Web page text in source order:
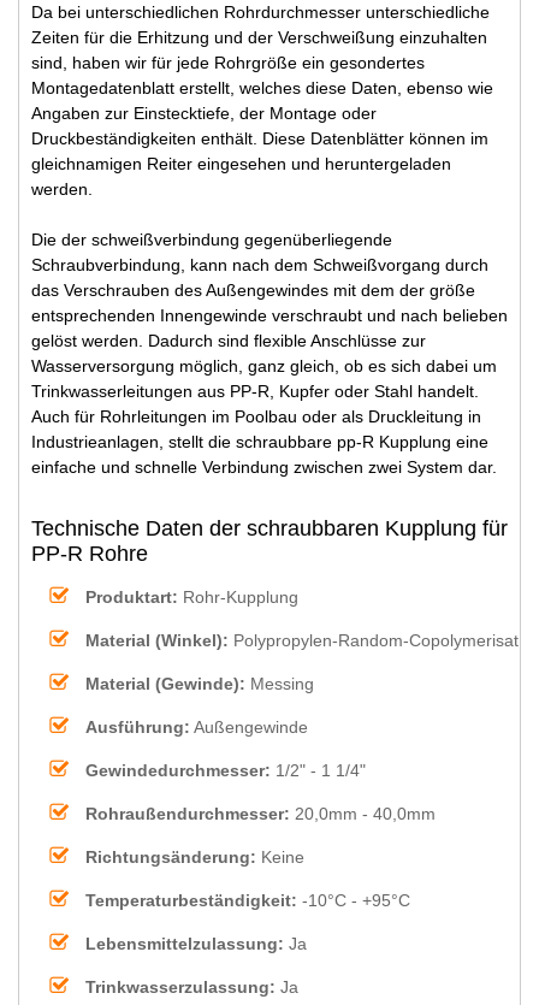
Da bei unterschiedlichen Rohrdurchmesser unterschiedliche
Zeiten für die Erhitzung und der Verschweißung einzuhalten
sind, haben wir für jede Rohrgröße ein gesondertes
Montagedatenblatt erstellt, welches diese Daten, ebenso wie
Angaben zur Einstecktiefe, der Montage oder
Druckbeständigkeiten enthält. Diese Datenblätter können im
gleichnamigen Reiter eingesehen und heruntergeladen
werden.
Die der schweißverbindung gegenüberliegende
Schraubverbindung, kann nach dem Schweißvorgang durch
das Verschrauben des Außengewindes mit dem der größe
entsprechenden Innengewinde verschraubt und nach belieben
gelöst werden. Dadurch sind flexible Anschlüsse zur
Wasserversorgung möglich, ganz gleich, ob es sich dabei um
Trinkwasserleitungen aus PP-R, Kupfer oder Stahl handelt.
Auch für Rohrleitungen im Poolbau oder als Druckleitung in
Industrieanlagen, stellt die schraubbare pp-R Kupplung eine
einfache und schnelle Verbindung zwischen zwei System dar.
Technische Daten der schraubbaren Kupplung für
PP-R Rohre
Produktart: Rohr-Kupplung
Material (Winkel): Polypropylen-Random-Copolymerisat
Material (Gewinde): Messing
Ausführung: Außengewinde
Gewindedurchmesser: 1/2" - 1 1/4"
Rohraußendurchmesser: 20,0mm - 40,0mm
Richtungsänderung: Keine
Temperaturbeständigkeit: -10°C - +95°C
Lebensmittelzulassung: Ja
Trinkwasserzulassung: Ja